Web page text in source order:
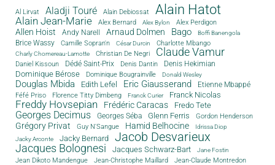
Al Lirvat Aladji Touré Alain Debiossat Alain Hatot
Alain Jean-Marie Alex Bernard Alex Bylon Alex Perdigon
Allen Hoist Andy Narell Arnaud Dolmen Bago Boffi Banengola
Brice Wassy Camille Sopran'n César Durcin Charlotte Mbango
Charly Chomereau-Lamotte Christian De Negri Claude Vamur
Daniel Kissoun Dédé Saint-Prix Denis Dantin Denis Hekimian
Dominique Bérose Dominique Bougrainville Donald Wesley
Douglas Mbida Edith Lefel Eric Giausserand Etienne Mbappé
Féfé Priso Florence Titty Dimbeng Franck Curier Franck Nicolas
Freddy Hovsepian Frédéric Caracas Fredo Tete
Georges Decimus Georges Séba Glenn Ferris Gordon Henderson
Grégory Privat Guy N'Sangue Hamid Belhocine
Idrissa Diop
Jacky Arconte
Jacky Bernard Jacob Desvarieux
Jacques Bolognesi Jacques Schwarz-Bart Jane Fostin
Jean Dikoto Mandengue Jean-Christophe Maillard Jean-Claude Montredon